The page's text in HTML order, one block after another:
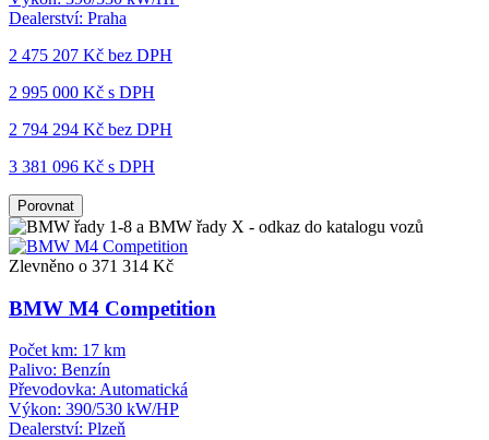
Dealerství: Praha
2 475 207 Kč bez DPH
2 995 000 Kč s DPH
2 794 294 Kč bez DPH
3 381 096 Kč s DPH
Porovnat
Zlevněno o 371 314 Kč
BMW M4 Competition
Počet km: 17 km
Palivo: Benzín
Převodovka: Automatická
Výkon: 390/530 kW/HP
Dealerství: Plzeň